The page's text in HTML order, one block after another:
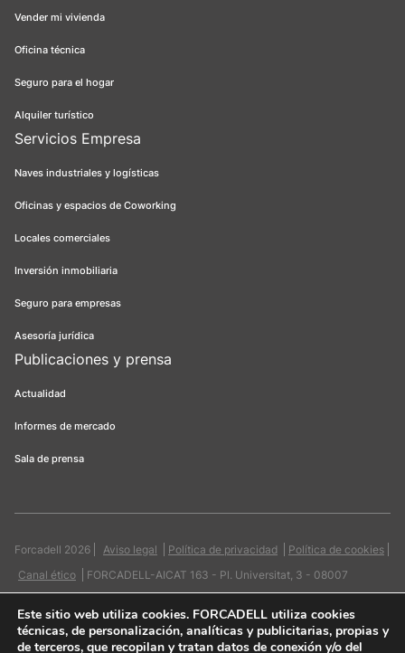
Vender mi vivienda
Oficina técnica
Seguro para el hogar
Alquiler turístico
Servicios Empresa
Naves industriales y logísticas
Oficinas y espacios de Coworking
Locales comerciales
Inversión inmobiliaria
Seguro para empresas
Asesoría jurídica
Publicaciones y prensa
Actualidad
Informes de mercado
Sala de prensa
Forcadell 2026 Aviso legal Política de privacidad
Política de cookies
Canal ético
FORCADELL-AICAT 163 - Pl. Universitat, 3 - 08007
Este sitio web utiliza cookies. FORCADELL utiliza cookies
técnicas, de personalización, analíticas y publicitarias, propias y
de terceros, que recopilan y tratan datos de conexión y/o del